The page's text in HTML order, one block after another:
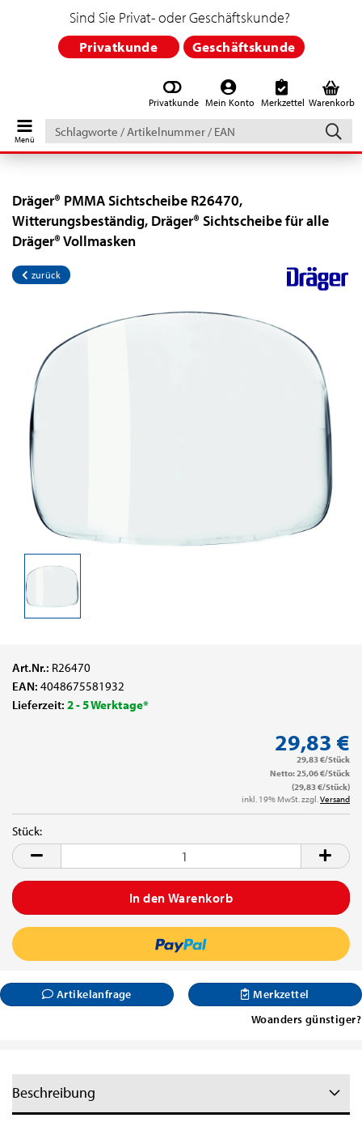
Privatkunde Mein Konto Merkzettel Warenkorb
Schlagworte
/
Artikelnummer
EAN
Sind Sie Privat- oder Geschäftskunde?
Privatkunde Geschäftskunde
Dräger® PMMA Sichtscheibe R26470,
Witterungsbeständig, Dräger® Sichtscheibe für alle
Dräger® Vollmasken
zurück
Art.Nr.: R26470
EAN: 4048675581932
Lieferzeit: 2 - 5 Werktage*
29,83 €
29,83 €/Stück
Netto: 25,06 €/Stück
(29,83 €/Stück)
inkl. 19% MwSt. zzgl.Versand
Stück:
Stück
Artikelanfrage
Merkzettel
Woanders günstiger?
Beschreibung